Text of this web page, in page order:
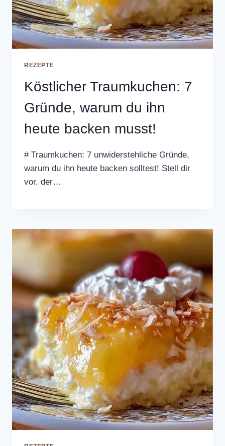
REZEPTE
Köstlicher Traumkuchen: 7
Gründe, warum du ihn
heute backen musst!
# Traumkuchen: 7 unwiderstehliche Gründe,
warum du ihn heute backen solltest! Stell dir
vor, der…